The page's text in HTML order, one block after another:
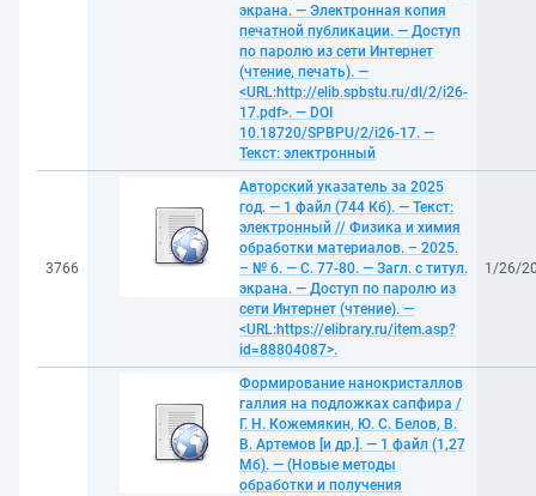
экрана. — Электронная копия
печатной публикации. — Доступ
по паролю из сети Интернет
(чтение, печать). —
<URL:http://elib.spbstu.ru/dl/2/i26-
17.pdf>. — DOI
10.18720/SPBPU/2/i26-17. —
Текст: электронный
3766
Авторский указатель за 2025
год. — 1 файл (744 Кб). — Текст:
электронный // Физика и химия
обработки материалов. – 2025.
– № 6. — С. 77-80. — Загл. с титул.
экрана. — Доступ по паролю из
сети Интернет (чтение). —
<URL:https://elibrary.ru/item.asp?
id=88804087>.
1/26/
Формирование нанокристаллов
галлия на подложках сапфира /
Г. Н. Кожемякин, Ю. С. Белов, В.
В. Артемов [и др.]. — 1 файл (1,27
Мб). — (Новые методы
обработки и получения